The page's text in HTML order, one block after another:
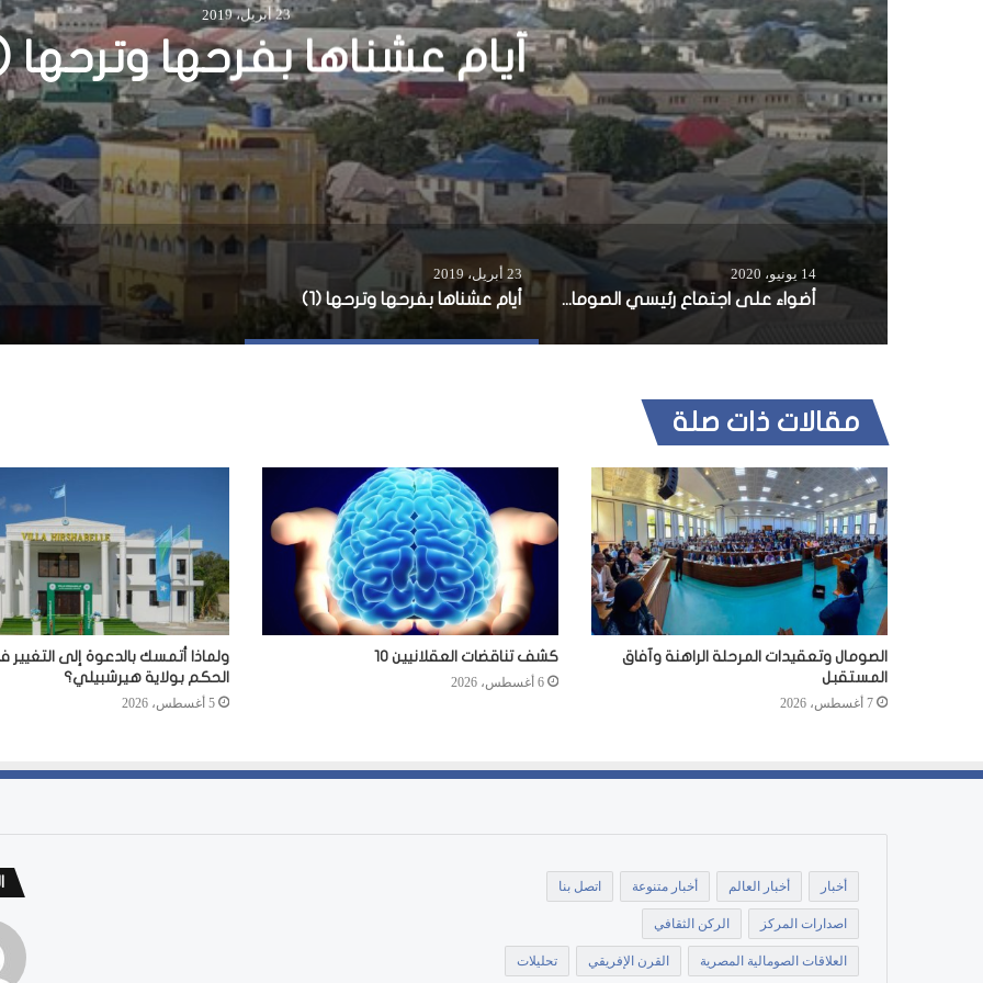
أضواء على اجتماع رئيسي
وصوماليلاند في جيبوتي
14 يونيو، 2020
أضواء على اجتماع رئيسي الصومال وصوماليلاند في جيبوتي
23 أبريل، 2019
أيام عشناها بفرحها وترحها (1)
مقالات ذات صلة
الصومال وتعقيدات المرحلة الراهنة وآفاق
المستقبل
7 أغسطس، 2026
كشف تناقضات العقلانيين 10
6 أغسطس، 2026
ولماذا أتمسك بالدعوة إلى
الحكم بولاية هيرشبيلي؟
5 أغسطس، 2026
أخبار أخبار العالم أخبار متنوعة اتصل بنا
اصدارات المركز الركن الثقافي
العلاقات الصومالية المصرية القرن الإفريقي تحليلات